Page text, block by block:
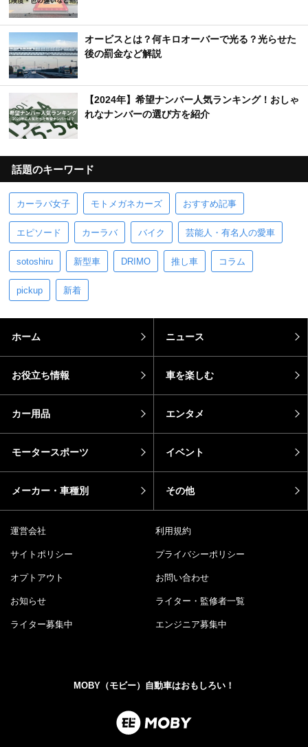
オービスとは？何キロオーバーで光る？光らせた
後の罰金など解説
【2024年】希望ナンバー人気ランキング！おしゃ
れなナンバーの選び方を紹介
話題のキーワード
カーラバ女子 モトメガネカーズ おすすめ記事
エピソード カーラバ バイク 芸能人・有名人の愛車
sotoshiru 新型車 DRIMO 推し車 コラム
pickup 新着
ホーム ニュース
お役立ち情報 車を楽しむ
カー用品 エンタメ
モータースポーツ イベント
メーカー・車種別 その他
運営会社 利用規約
サイトポリシー プライバシーポリシー
オプトアウト お問い合わせ
お知らせ ライター・監修者一覧
ライター募集中 エンジニア募集中
MOBY（モビー）自動車はおもしろい！